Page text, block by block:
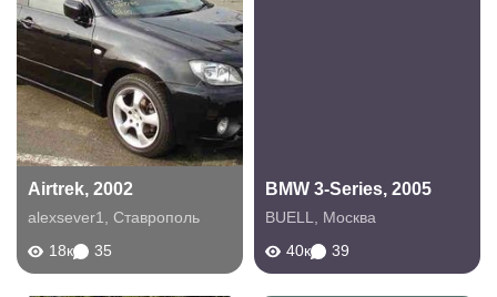
Airtrek, 2002
alexsever1
Ставрополь
18к
35
BMW 3-Series, 2005
BUELL
Москва
40к
39